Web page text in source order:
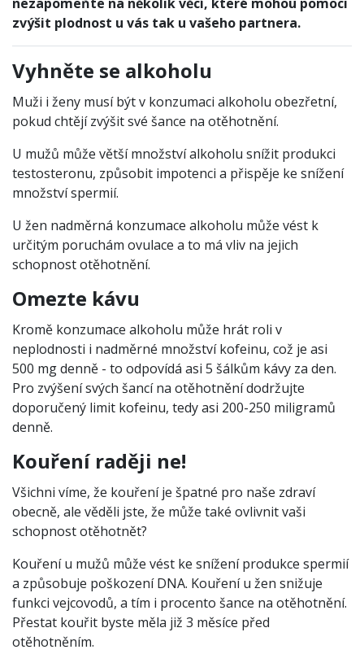
zvýšit plodnost u vás tak u vašeho partnera.
Vyhněte se alkoholu
Muži i ženy musí být v konzumaci alkoholu obezřetní,
pokud chtějí zvýšit své šance na otěhotnění.
U mužů může větší množství alkoholu snížit produkci
testosteronu, způsobit impotenci a přispěje ke snížení
množství spermií.
U žen nadměrná konzumace alkoholu může vést k
určitým poruchám ovulace a to má vliv na jejich
schopnost otěhotnění.
Omezte kávu
Kromě konzumace alkoholu může hrát roli v
neplodnosti i nadměrné množství kofeinu, což je asi
500 mg denně - to odpovídá asi 5 šálkům kávy za den.
Pro zvýšení svých šancí na otěhotnění dodržujte
doporučený limit kofeinu, tedy asi 200-250 miligramů
denně.
Kouření raději ne!
Všichni víme, že kouření je špatné pro naše zdraví
obecně, ale věděli jste, že může také ovlivnit vaši
schopnost otěhotnět?
Kouření u mužů může vést ke snížení produkce spermií
a způsobuje poškození DNA. Kouření u žen snižuje
funkci vejcovodů, a tím i procento šance na otěhotnění.
Přestat kouřit byste měla již 3 měsíce před
otěhotněním.